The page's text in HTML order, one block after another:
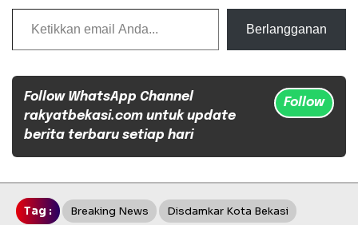
Ketikkan email Anda...
Berlangganan
Follow WhatsApp Channel
rakyatbekasi.com untuk update
berita terbaru setiap hari
Follow
Tag : Breaking News Disdamkar Kota Bekasi